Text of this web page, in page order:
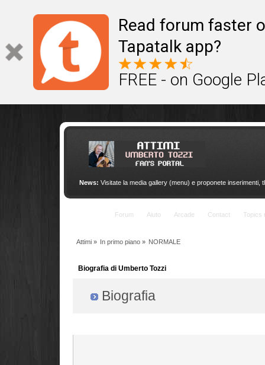
Read forum faster
Tapatalk app?
FREE - on Google
News: Visitate la media gallery (menu) e proponete inserimenti,
Forum Aiuto Arcade Contact Topics
Attimi» In primo piano » NORMALE
Biografia di Umberto Tozzi
Biografia